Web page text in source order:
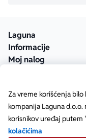
Za vreme korišćenja
kompanija Laguna
korisnikov uređaj putem
kolačićima
Laguna
Informacije
Moj nalog